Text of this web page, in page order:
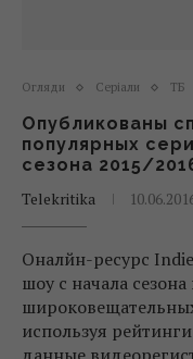
Огляди Серіали ТБ
Опубликованы
популярных
сезона 2015/
Telekritika
Оналйн-ресурс
шоу с начала
используя